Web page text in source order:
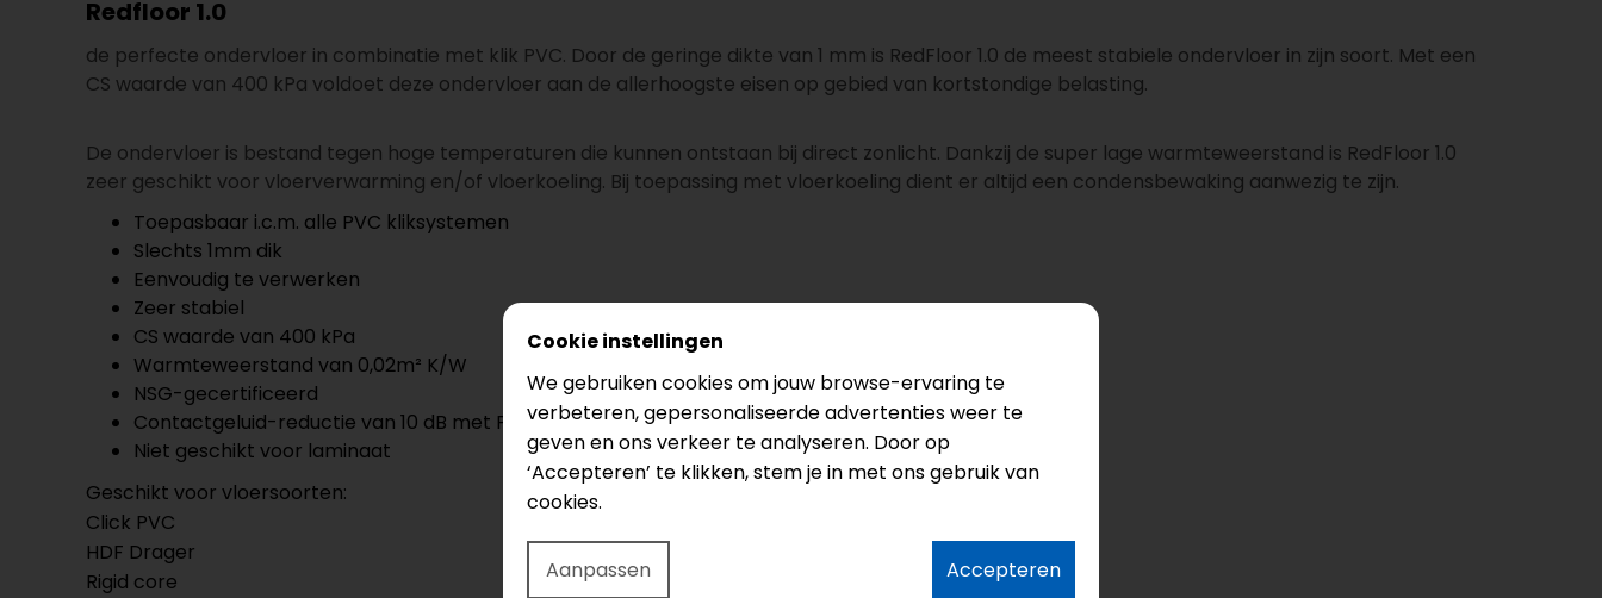
Redfloor 1.0
de perfecte ondervloer in combinatie met klik PVC. Door de geringe dikte van 1 mm is RedFloor 1.0 de meest stabiele ondervloer in zijn soort. Met een
CS waarde van 400 kPa voldoet deze ondervloer aan de allerhoogste eisen op gebied van kortstondige belasting.
De ondervloer is bestand tegen hoge temperaturen die kunnen ontstaan bij direct zonlicht. Dankzij de super lage warmteweerstand is RedFloor 1.0
zeer geschikt voor vloerverwarming en/of vloerkoeling. Bij toepassing met vloerkoeling dient er altijd een condensbewaking aanwezig te zijn.
Toepasbaar i.c.m. alle PVC kliksystemen
Slechts 1mm dik
Eenvoudig te verwerken
Zeer stabiel
CS waarde van 400 kPa
Warmteweerstand van 0,02m² K/W
NSG-gecertificeerd
Contactgeluid-reductie van 10 dB met PVC Klik
Niet geschikt voor laminaat
Geschikt voor vloersoorten:
Click PVC
HDF Drager
Rigid core
Cookie instellingen
We gebruiken cookies om jouw browse-ervaring te
verbeteren, gepersonaliseerde advertenties weer te
geven en ons verkeer te analyseren. Door op
‘Accepteren’ te klikken, stem je in met ons gebruik van
cookies.
Aanpassen Accepteren